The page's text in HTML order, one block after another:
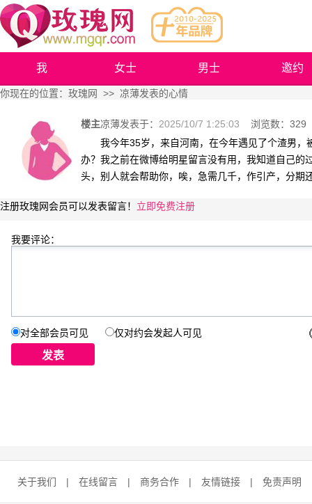
我 女士 男士 邀约
你现在的位置： 玫瑰网 >> 凉薄发表的心情
楼主凉薄发表于： 2025/10/7 1:25:03 浏览数： 329
我今年35岁，来自河南，在今年遇见了个渣男
办？我之前在微博给明星留言没有用，我知道自己
头，别人就会帮助你，唉，急需几千，作引产，分
注册玫瑰网会员可以发表留言！ 立即免费注册
我要评论：
对全部会员可见 仅对约会发起人可见
关于我们 | 在线留言 | 商务合作 | 友情链接 | 免责声明